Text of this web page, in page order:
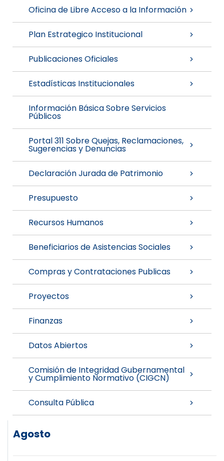
Oficina de Libre Acceso a la Información
Plan Estrategico Institucional
Publicaciones Oficiales
Estadísticas Institucionales
Información Básica Sobre Servicios
Públicos
Portal 311 Sobre Quejas, Reclamaciones,
Sugerencias y Denuncias
Declaración Jurada de Patrimonio
Presupuesto
Recursos Humanos
Beneficiarios de Asistencias Sociales
Compras y Contrataciones Publicas
Proyectos
Finanzas
Datos Abiertos
Comisión de Integridad Gubernamental
y Cumplimiento Normativo (CIGCN)
Consulta Pública
Agosto